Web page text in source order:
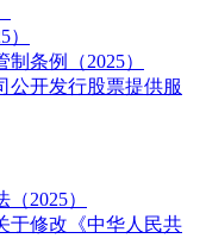
条例（2025）
公开发行股票提供服
2025）
于修改《中华人民共